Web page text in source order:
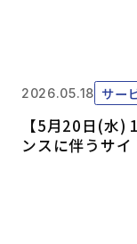
2026.05.18 サー
【5月20日(水
ンスに伴うサ